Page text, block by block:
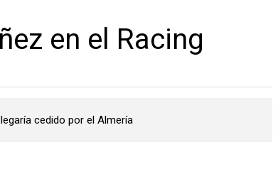
en el Racing
cedido por el Almería